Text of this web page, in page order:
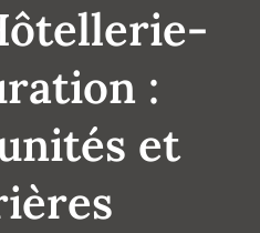
:
et